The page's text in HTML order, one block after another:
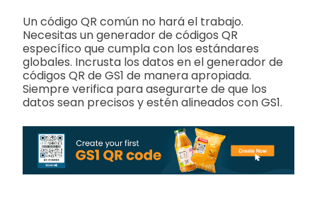
Un código QR común no hará el trabajo.
Necesitas un generador de códigos QR
específico que cumpla con los estándares
globales. Incrusta los datos en el generador de
códigos QR de GS1 de manera apropiada.
Siempre verifica para asegurarte de que los
datos sean precisos y estén alineados con GS1.